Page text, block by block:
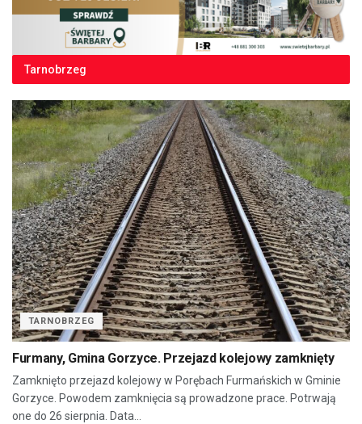
Tarnobrzeg
TARNOBRZEG
Furmany, Gmina Gorzyce. Przejazd kolejowy zamknięty
Zamknięto przejazd kolejowy w Porębach Furmańskich w Gminie
Gorzyce. Powodem zamknięcia są prowadzone prace. Potrwają
one do 26 sierpnia. Data...